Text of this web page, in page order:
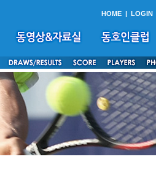
HOME | LOGIN